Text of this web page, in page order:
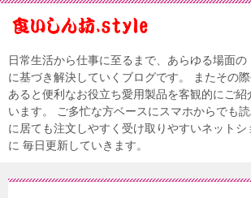
日常生活から仕事に至るまで、あらゆる場面
に基づき解決していくブログです。 またその際
あると便利なお役立ち愛用製品を客観的にご紹
います。 ご多忙な方ベースにスマホからでも
に居ても注文しやすく受け取りやすいネット
に 毎日更新していきます。